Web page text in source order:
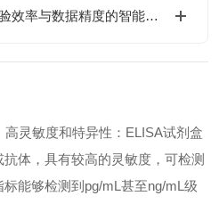
小鼠ELISA试剂盒：提升实验效率与数据精度的智能方案
灵敏度和特异性：ELISA试剂盒
体，具有较高的灵敏度，可检测
能够检测到pg/mL甚至ng/mL级